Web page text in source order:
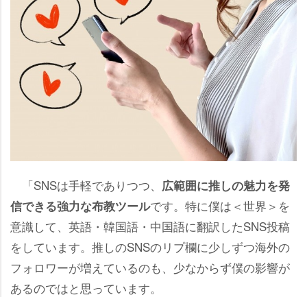
「SNSは手軽でありつつ、
広範囲に推しの魅力を発
信できる強力な布教ツールです。特に僕は＜世界＞を
意識して、英語・韓国語・中国語に翻訳したSNS投稿
をしています。推しのSNSのリプ欄に少しずつ海外の
フォロワーが増えているのも、少なからず僕の影響が
あるのではと思っています。